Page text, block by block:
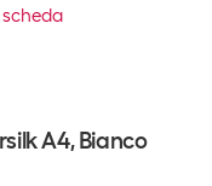
A4, Bianco